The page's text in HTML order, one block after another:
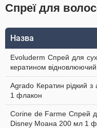
Спреї для
Назва
Evoluderm Спрей для
кератином
Agrado Кератин рідкий
1 флакон
Corine de Farme Спрей
Disney Моана 200 мл 1